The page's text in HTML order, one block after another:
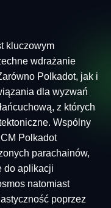
kluczowym
wdrażanie
Polkadot, jak i
dla wyzwań
z których
Wspólny
Polkadot
parachainów,
do aplikacji
natomiast
poprzez